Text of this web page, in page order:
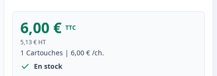
6,00 € TTC
5,13 € HT
1 Cartouches | 6,00 € /ch.
En stock